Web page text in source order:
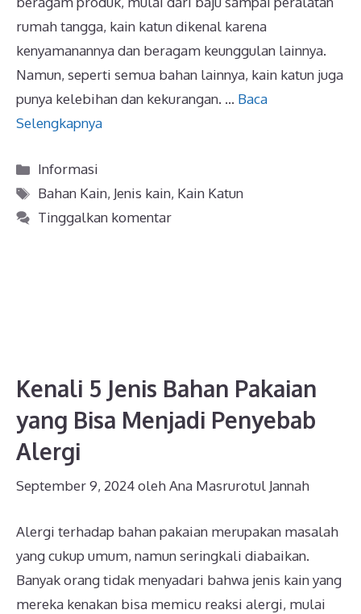
rumah tangga, kain katun dikenal karena
kenyamanannya dan beragam keunggulan lainnya.
Namun, seperti semua bahan lainnya, kain katun juga
punya kelebihan dan kekurangan. … Baca
Selengkapnya
Kategori
Informasi
Tag
Bahan Kain, Jenis kain, Kain Katun
Tinggalkan komentar
Kenali 5 Jenis Bahan Pakaian
yang Bisa Menjadi Penyebab
Alergi
September 9, 2024olehAna Masrurotul Jannah
Alergi terhadap bahan pakaian merupakan masalah
yang cukup umum, namun seringkali diabaikan.
Banyak orang tidak menyadari bahwa jenis kain yang
mereka kenakan bisa memicu reaksi alergi, mulai